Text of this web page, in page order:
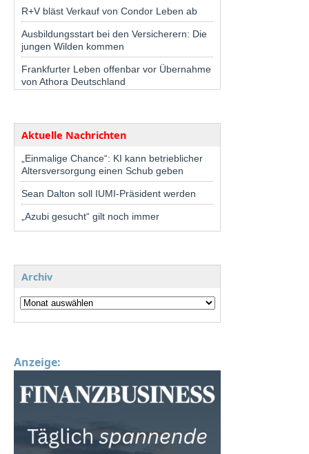
R+V bläst Verkauf von Condor Leben ab
Ausbildungsstart bei den Versicherern: Die
jungen Wilden kommen
Frankfurter Leben offenbar vor Übernahme
von Athora Deutschland
Aktuelle Nachrichten
„Einmalige Chance“: KI kann betrieblicher
Altersversorgung einen Schub geben
Sean Dalton soll IUMI-Präsident werden
„Azubi gesucht“ gilt noch immer
Archiv
Anzeige: